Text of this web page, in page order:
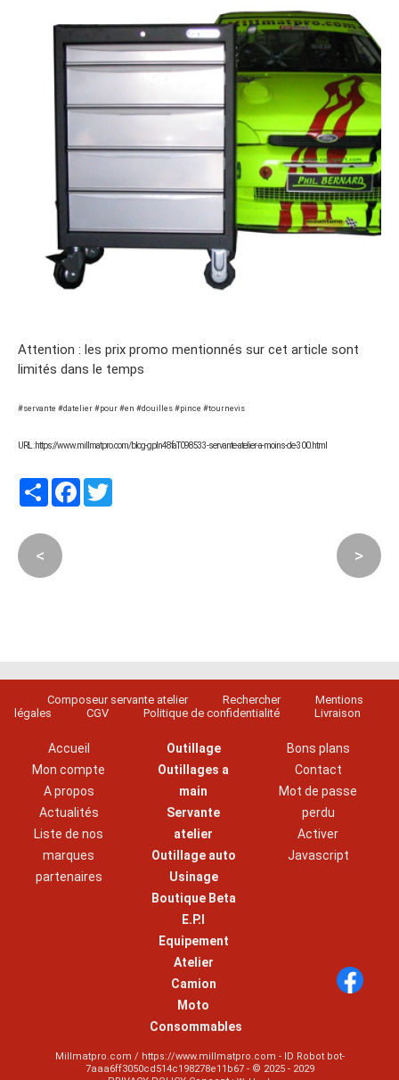
Attention : les prix promo mentionnés sur cet article sont
limités dans le temps
#servante #datelier #pour #en #douilles #pince #tournevis
URL : https://www.millmatpro.com/blog-gpln48faT098533-servante-atelier-a-moins-de-300.html
PartagerFacebook
< >
Composeur servante atelier Rechercher
Mentions
légales
CGV Politique de confidentialité Livraison
Accueil
Mon compte
A propos
Actualités
Liste de nos
marques
partenaires
Outillage
Outillages a
main
Servante
atelier
Outillage auto
Usinage
Boutique Beta
E.P.I
Equipement
Atelier
Camion
Moto
Consommables
Bons plans
Contact
Mot de passe
perdu
Activer
Javascript
Millmatpro.com / https://www.millmatpro.com - ID Robot bot-
7aaa6ff3050cd514c198278e11b67- © 2025 - 2029